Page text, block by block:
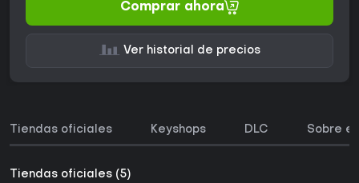
Comprar ahora
Ver historial de precios
Tiendas oficiales Keyshops DLC Sobre
Tiendas oficiales (5)